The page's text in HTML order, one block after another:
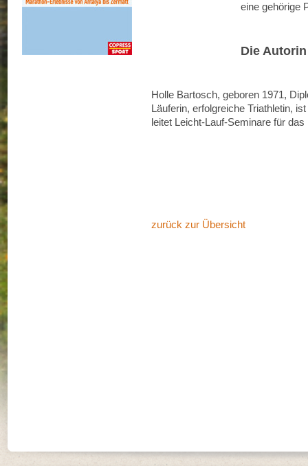
eine gehörige
Die Autorin
Holle Bartosch, geboren 1971,
Läuferin, erfolgreiche Triathletin,
leitet Leicht-Lauf-Seminare für
zurück zur Übersicht